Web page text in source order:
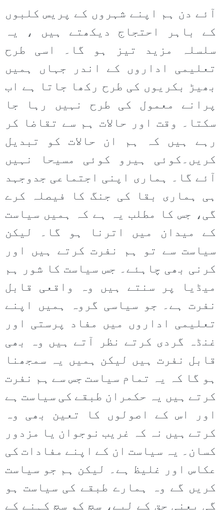
آئے دن ہم اپنے شہروں کے پریس کلبوں
کے باہر احتجاج دیکھتے ہیں ، یہ
سلسلہ مزید تیز ہو گا۔ اسی طرح
تعلیمی اداروں کے اندر جہاں ہمیں
بھیڑ بکریوں کی طرح رکھا جاتا ہے اب
پرانے معمول کی طرح نہیں رہا جا
سکتا۔ وقت اور حالات ہم سے تقاضا کر
رہے ہیں کہ ہم ان حالات کو تبدیل
کریں۔کوئی ہیرو کوئی مسیحا نہیں
آئے گا۔ ہماری اپنی اجتماعی جدوجہد
ہی ہماری بقا کی جنگ کا فیصلہ کرے
گی، جس کا مطلب یہ ہے کہ ہمیں سیاست
کے میدان میں اترنا ہو گا۔ لیکن
سیاست سے تو ہم نفرت کرتے ہیں اور
کرنی بھی چاہئے۔ جس سیاست کا شور ہم
میڈیا پر سنتے ہیں وہ واقعی قابل
نفرت ہے۔ جو سیاسی گروہ ہمیں اپنے
تعلیمی اداروں میں مفاد پرستی اور
غنڈہ گردی کرتے نظر آتے ہیں وہ بھی
قابل نفرت ہیں لیکن ہمیں یہ سمجھنا
ہو گا کہ یہ تمام سیاست جس سے ہم نفرت
کرتے ہیں یہ حکمران طبقے کی سیاست ہے
اور اس کے اصولوں کا تعین بھی وہ
کرتے ہیں نہ کہ غریب نوجوان یا مزدور
کسان۔ یہ سیاست ان کے اپنے مفادات کی
عکاس اور غلیظ ہے۔ لیکن ہم جو سیاست
کریں گے وہ ہمارے طبقے کی سیاست ہو